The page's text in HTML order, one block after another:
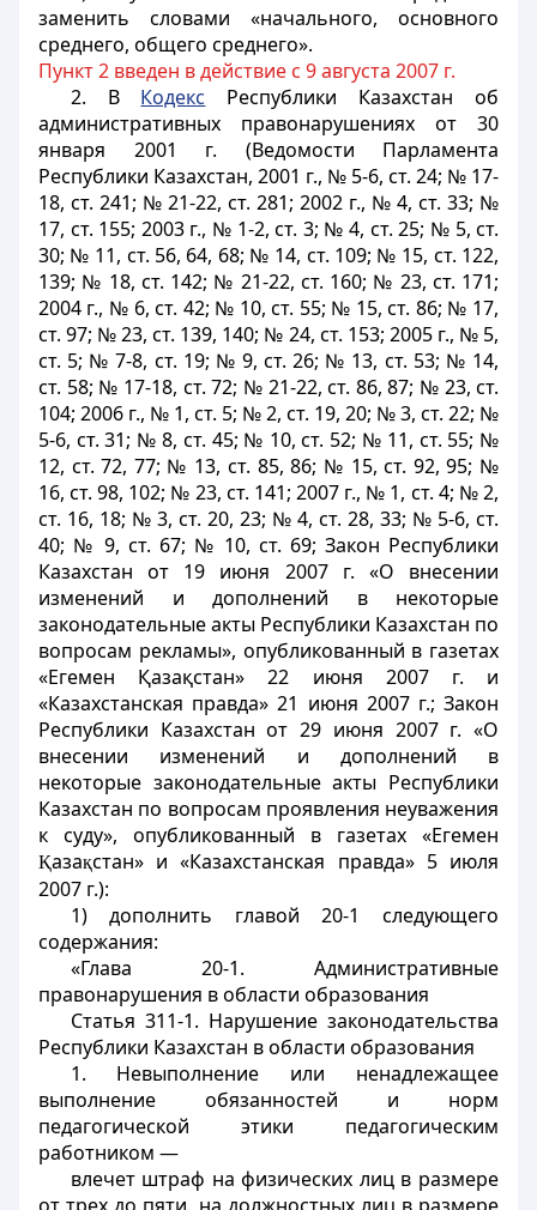
заменить словами «начального, основного
среднего, общего среднего».
Пункт 2 введен в действие с 9 августа 2007 г.
2. В Кодекс Республики Казахстан об
административных правонарушениях от 30
января 2001 г. (Ведомости Парламента
Республики Казахстан, 2001 г., № 5-6, ст. 24; № 17-
18, ст. 241; № 21-22, ст. 281; 2002 г., № 4, ст. 33; №
17, ст. 155; 2003 г., № 1-2, ст. 3; № 4, ст. 25; № 5, ст.
30; № 11, ст. 56, 64, 68; № 14, ст. 109; № 15, ст. 122,
139; № 18, ст. 142; № 21-22, ст. 160; № 23, ст. 171;
2004 г., № 6, ст. 42; № 10, ст. 55; № 15, ст. 86; № 17,
ст. 97; № 23, ст. 139, 140; № 24, ст. 153; 2005 г., № 5,
ст. 5; № 7-8, ст. 19; № 9, ст. 26; № 13, ст. 53; № 14,
ст. 58; № 17-18, ст. 72; № 21-22, ст. 86, 87; № 23, ст.
104; 2006 г., № 1, ст. 5; № 2, ст. 19, 20; № 3, ст. 22; №
5-6, ст. 31; № 8, ст. 45; № 10, ст. 52; № 11, ст. 55; №
12, ст. 72, 77; № 13, ст. 85, 86; № 15, ст. 92, 95; №
16, ст. 98, 102; № 23, ст. 141; 2007 г., № 1, ст. 4; № 2,
ст. 16, 18; № 3, ст. 20, 23; № 4, ст. 28, 33; № 5-6, ст.
40; № 9, ст. 67; № 10, ст. 69; Закон Республики
Казахстан от 19 июня 2007 г. «О внесении
изменений и дополнений в некоторые
законодательные акты Республики Казахстан по
вопросам рекламы», опубликованный в газетах
«Егемен Қазақстан» 22 июня 2007 г. и
«Казахстанская правда» 21 июня 2007 г.; Закон
Республики Казахстан от 29 июня 2007 г. «О
внесении изменений и дополнений в
некоторые законодательные акты Республики
Казахстан по вопросам проявления неуважения
к суду», опубликованный в газетах «Егемен
Қазақстан» и «Казахстанская правда» 5 июля
2007 г.):
1) дополнить главой 20-1 следующего
содержания:
«Глава 20-1. Административные
правонарушения в области образования
Статья 311-1. Нарушение законодательства
Республики Казахстан в области образования
1. Невыполнение или ненадлежащее
выполнение обязанностей и норм
педагогической этики педагогическим
работником —
влечет штраф на физических лиц в размере